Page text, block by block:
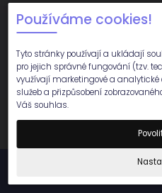
Copyright © 2023 GALÉN -
Používáme cookies!
Tyto stránky používají a ukládají
pro jejich správné fungování (tzv.
využívají marketingové a
služeb a přizpůsobení
Váš souhlas.